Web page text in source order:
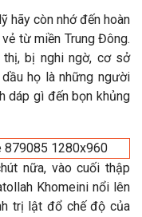
hãy còn nhớđến hoàn
từ miền Trung Đông.
bị nghi ngờ, cơ sở
họ là những người
dáp gì đến bọn khủng
nữa, vào cuối thập
Khomeini nổi lên
trị lật đổ chế độ của